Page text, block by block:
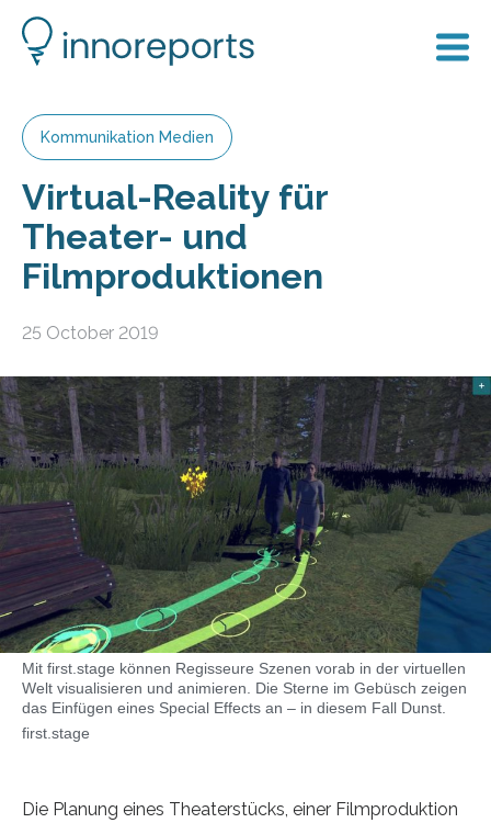
Kommunikation Medien
Virtual-Reality für
Theater- und
Filmproduktionen
25 October 2019
Mit first.stage können Regisseure Szenen vorab in der virtuellen
Welt visualisieren und animieren. Die Sterne im Gebüsch zeigen
das Einfügen eines Special Effects an – in diesem Fall Dunst.
first.stage
Die Planung eines Theaterstücks, einer Filmproduktion